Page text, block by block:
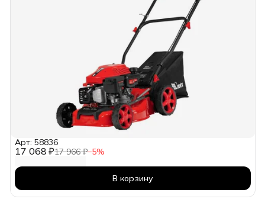
17 068 ₽17 966 ₽−5%
Арт: 58836
В корзину